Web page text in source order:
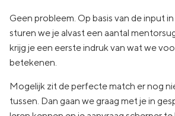
Geen probleem. Op basis van de input
sturen we je alvast een aantal
krijg je een eerste indruk van watwe
betekenen.
Mogelijk zit deperfecte match er nog
tussen. Dan gaan we graag met je in